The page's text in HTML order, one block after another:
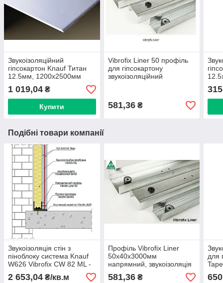
Звукоізоляційний
гіпсокартон Knauf Титан
12.5мм, 1200х2500мм
1 019,04 ₴
Купити
Vibrofix Liner 50 профіль
для гіпсокартону
звукоізоляційний
581,36₴
315
Подібні товари компанії
Звукоізоляція стін з
піноблоку система Knauf
W626 Vibrofix CW 82 ML -
2 653,04 ₴/кв.м
Профіль Vibrofix Liner
50х40х3000мм
напрямний, звукоізоляція
581,36₴
для